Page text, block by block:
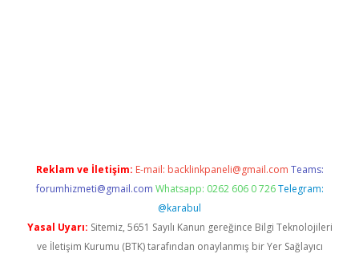
Reklam ve İletişim: E-mail: backlinkpaneli@gmail.com Teams:
forumhizmeti@gmail.com Whatsapp: 0262 606 0 726 Telegram:
@karabul
Yasal Uyarı: Sitemiz, 5651 Sayılı Kanun gereğince Bilgi Teknolojileri
ve İletişim Kurumu (BTK) tarafından onaylanmış bir Yer Sağlayıcı